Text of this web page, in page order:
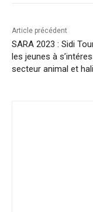
Article précédent
SARA 2023 : Sidi
les jeunes à
secteur animal et